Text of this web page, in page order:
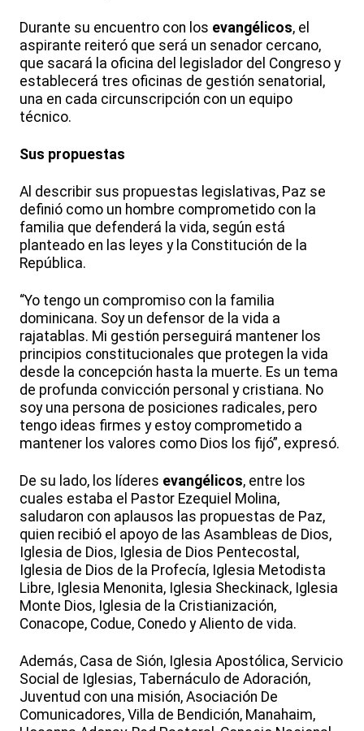
Durante su encuentro con los evangélicos, el
aspirante reiteró que será un senador cercano,
que sacará la oficina del legislador del Congreso y
establecerá tres oficinas de gestión senatorial,
una en cada circunscripción con un equipo
técnico.
Sus propuestas
Al describir sus propuestas legislativas, Paz se
definió como un hombre comprometido con la
familia que defenderá la vida, según está
planteado en las leyes y la Constitución de la
República.
“Yo tengo un compromiso con la familia
dominicana. Soy un defensor de la vida a
rajatablas. Mi gestión perseguirá mantener los
principios constitucionales que protegen la vida
desde la concepción hasta la muerte. Es un tema
de profunda convicción personal y cristiana. No
soy una persona de posiciones radicales, pero
tengo ideas firmes y estoy comprometido a
mantener los valores como Dios los fijó”, expresó.
De su lado, los líderes evangélicos, entre los
cuales estaba el Pastor Ezequiel Molina,
saludaron con aplausos las propuestas de Paz,
quien recibió el apoyo de las Asambleas de Dios,
Iglesia de Dios, Iglesia de Dios Pentecostal,
Iglesia de Dios de la Profecía, Iglesia Metodista
Libre, Iglesia Menonita, Iglesia Sheckinack, Iglesia
Monte Dios, Iglesia de la Cristianización,
Conacope, Codue, Conedo y Aliento de vida.
Además, Casa de Sión, Iglesia Apostólica, Servicio
Social de Iglesias, Tabernáculo de Adoración,
Juventud con una misión, Asociación De
Comunicadores, Villa de Bendición, Manahaim,